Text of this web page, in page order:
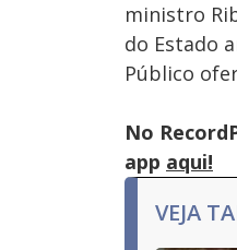
ministro
do Estado
Público
No
app aqui!
VEJA